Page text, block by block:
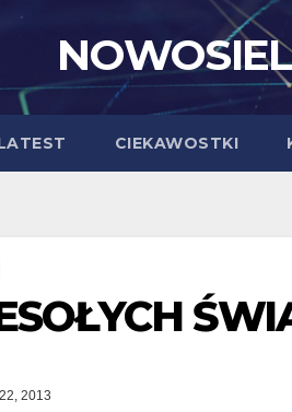
CIEKAWOSTKI
2013